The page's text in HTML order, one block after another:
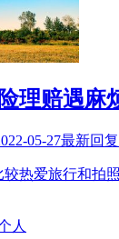
理赔遇麻
05-27最新回复
较热爱旅行和拍
人